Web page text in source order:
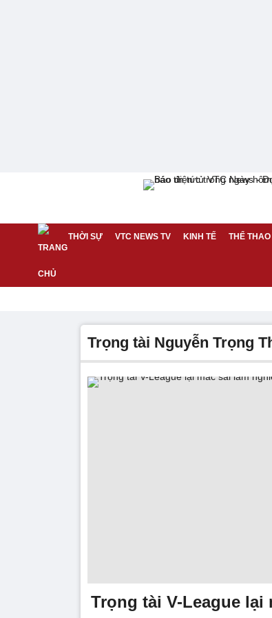
THỜI SỰ VTC NEWS TV KINH TẾ THỂ THAO
Trọng tài Nguyễn Trọng
Trọng tài V-League lại